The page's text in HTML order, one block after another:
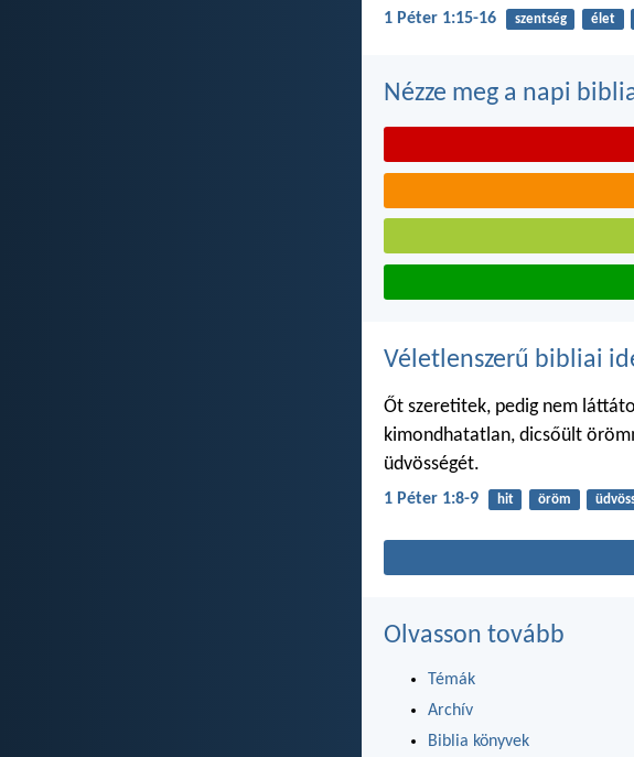
1 Péter 1:15-16 szentség élet
Nézze meg a napi
Véletlenszerű bibliai
Őt szeretitek, pedig nem
kimondhatatlan, dicsőült
üdvösségét.
1 Péter 1:8-9 hit öröm
Olvasson tovább
Témák
Archív
Biblia könyvek